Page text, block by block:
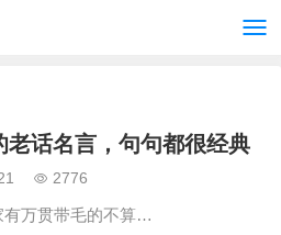
老话名言，句句都很经典
2776
有万贯带毛的不算…